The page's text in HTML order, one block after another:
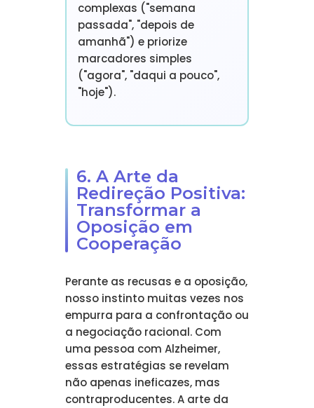
complexas ("semana
passada", "depois de
amanhã") e priorize
marcadores simples
("agora", "daqui a pouco",
"hoje").
6. A Arte da
Redireção Positiva:
Transformar a
Oposição em
Cooperação
Perante as recusas e a oposição,
nosso instinto muitas vezes nos
empurra para a confrontação ou
a negociação racional. Com
uma pessoa com Alzheimer,
essas estratégias se revelam
não apenas ineficazes, mas
contraproducentes. A arte da